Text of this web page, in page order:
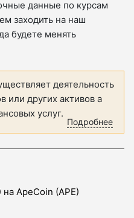
данные по курсам
заходить на наш
будете менять
деятельность
или других активов а
услуг.
Подробнее
ApeCoin (APE)